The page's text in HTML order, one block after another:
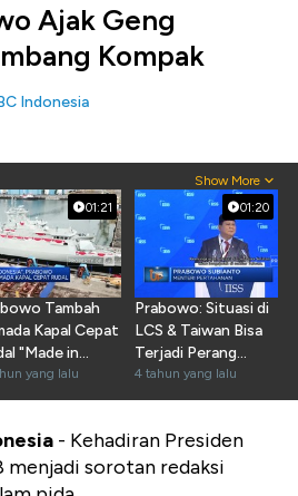
Ajak Geng
Kompak
Indonesia
Show More
01:21
Tambah
Kapal Cepat
"Made in
yang lalu
01:20
Prabowo: Situasi di
LCS & Taiwan Bisa
Terjadi Perang
Terbuka
4 tahun yang lalu
- Kehadiran Presiden
menjadi sorotan redaksi